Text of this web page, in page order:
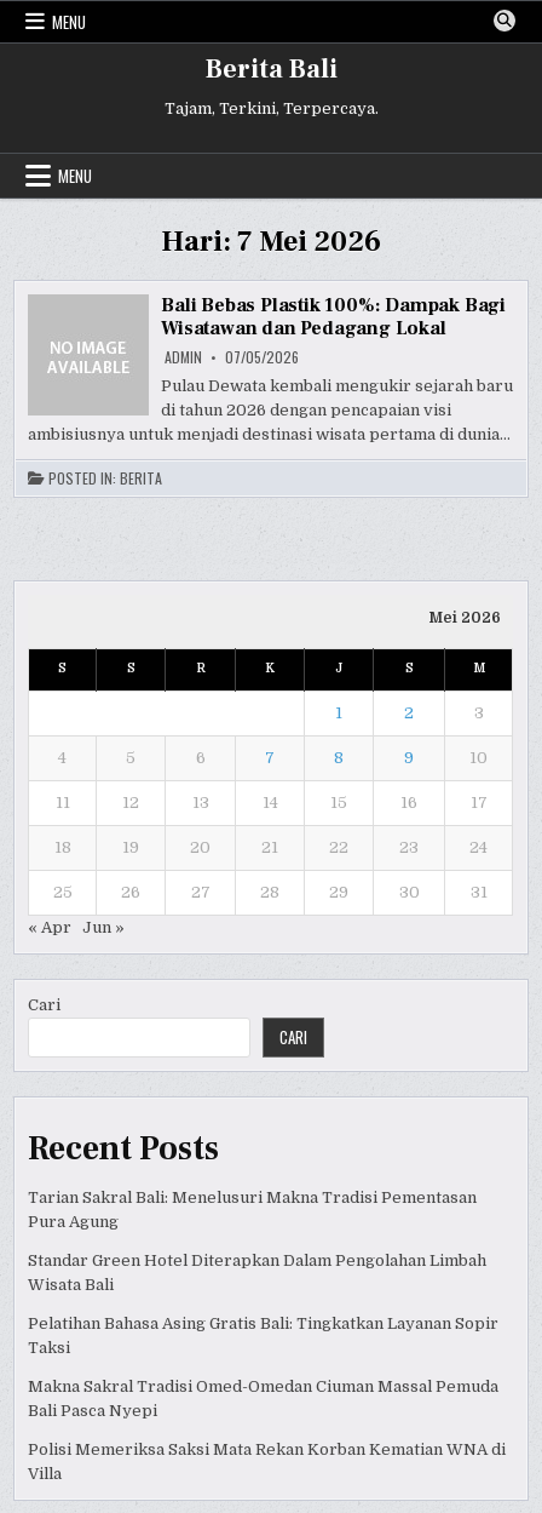
Skip
MENU
Berita Bali
Tajam, Terkini, Terpercaya.
MENU
Hari:7 Mei 2026
Bali Bebas Plastik 100%: Dampak Bagi
Wisatawan dan Pedagang Lokal
ADMIN 07/05/2026
Pulau Dewata kembali mengukir sejarah baru
di tahun 2026 dengan pencapaian visi
ambisiusnya untuk menjadi destinasi wisata pertama di dunia…
POSTED IN:BERITA
Mei 2026
S S R K J S M
1 2 3
4 5 6 7 8 9 10
11 12 13 14 15 16 17
18 19 20 21 22 23 24
25 26 27 28 29 30
31
« Apr
Jun »
Cari
CARI
Recent Posts
Tarian Sakral Bali: Menelusuri Makna Tradisi Pementasan
Pura Agung
Standar Green Hotel Diterapkan Dalam Pengolahan Limbah
Wisata Bali
Pelatihan Bahasa Asing Gratis Bali: Tingkatkan Layanan Sopir
Taksi
Makna Sakral Tradisi Omed-Omedan Ciuman Massal Pemuda
Bali Pasca Nyepi
Polisi Memeriksa Saksi Mata Rekan Korban Kematian WNA di
Villa